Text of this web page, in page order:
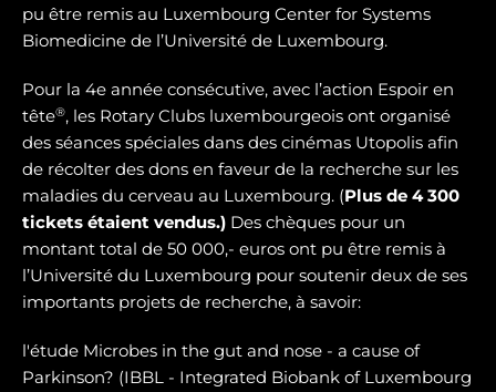
pu être remis au Luxembourg Center for Systems
Biomedicine de l’Université de Luxembourg.
Pour la 4e année consécutive, avec l’action Espoir en
tête®, les Rotary Clubs luxembourgeois ont organisé
des séances spéciales dans des cinémas Utopolis afin
de récolter des dons en faveur de la recherche sur les
maladies du cerveau au Luxembourg. (Plus de 4 300
tickets étaient vendus.) Des chèques pour un
montant total de 50 000,- euros ont pu être remis à
l’Université du Luxembourg pour soutenir deux de ses
importants projets de recherche, à savoir:
l'étude Microbes in the gut and nose - a cause of
Parkinson? (IBBL - Integrated Biobank of Luxembourg